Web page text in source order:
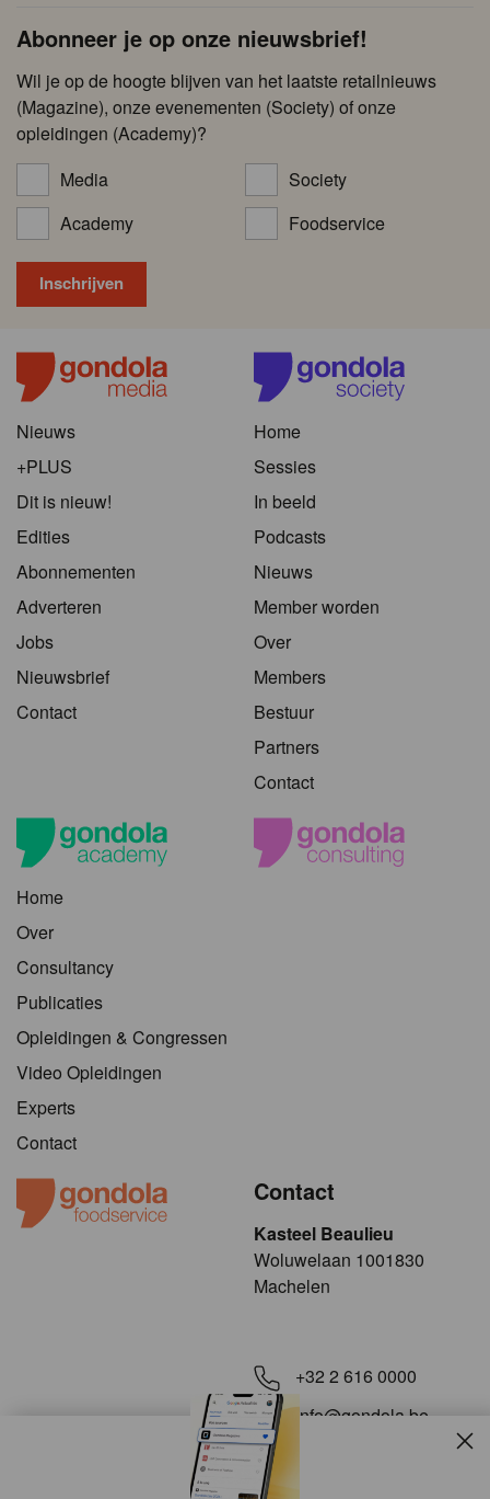
Abonneer je op onze nieuwsbrief!
Wil je op de hoogte blijven van het laatste retailnieuws
(Magazine), onze evenementen (Society) of onze
opleidingen (Academy)?
Media
Society
Academy
Foodservice
Nieuws
+PLUS
Dit is nieuw!
Edities
Abonnementen
Adverteren
Jobs
Nieuwsbrief
Contact
Home
Sessies
In beeld
Podcasts
Nieuws
Member worden
Over
Members
Bestuur
Partners
Contact
Home
Over
Consultancy
Publicaties
Opleidingen & Congressen
Video Opleidingen
Experts
Contact
Contact
Kasteel Beaulieu
​​​Woluwelaan 1001830
Machelen
+32 2 616 0000
info@gondola.be
Volg ons op